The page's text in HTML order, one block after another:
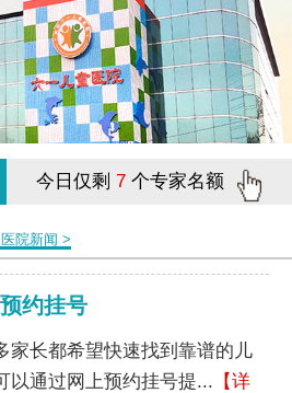
今日仅剩 7 个专家名额
医院新闻 >
约挂号
家长都希望快速找到靠谱的儿
以通过网上预约挂号提... 【详